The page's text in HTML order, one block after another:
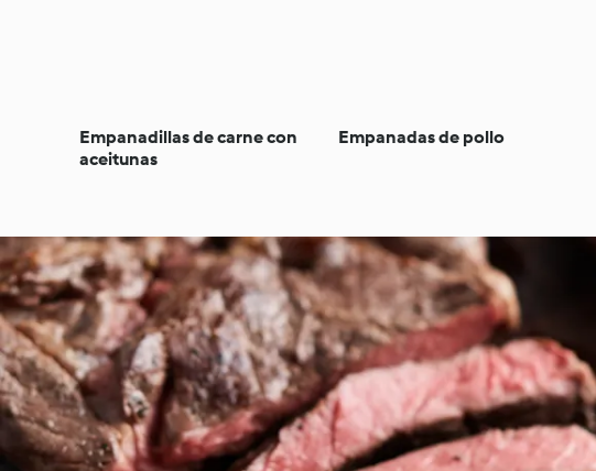
Empanadillas de carne con
aceitunas
Empanadas de pollo